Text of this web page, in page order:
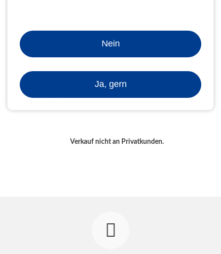
Desktop VeloBinder
Zahlungsarten
Verkauf nicht an Privatkunden.
Nein
Ja, gern